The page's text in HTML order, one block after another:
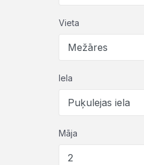
Vieta
Iela
Māja